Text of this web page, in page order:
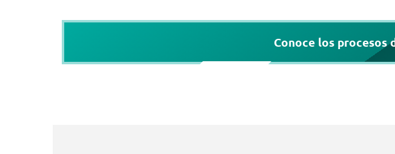
Conoce los